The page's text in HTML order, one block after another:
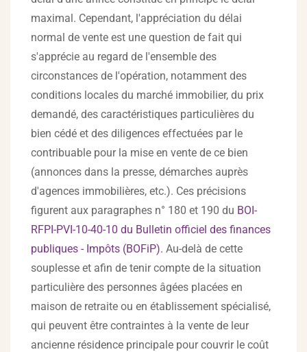
maximal. Cependant, l'appréciation du délai
normal de vente est une question de fait qui
s'apprécie au regard de l'ensemble des
circonstances de l'opération, notamment des
conditions locales du marché immobilier, du prix
demandé, des caractéristiques particulières du
bien cédé et des diligences effectuées par le
contribuable pour la mise en vente de ce bien
(annonces dans la presse, démarches auprès
d'agences immobilières, etc.). Ces précisions
figurent aux paragraphes n° 180 et 190 du BOI-
RFPI-PVI-10-40-10 du Bulletin officiel des finances
publiques - Impôts (BOFiP). Au-delà de cette
souplesse et afin de tenir compte de la situation
particulière des personnes âgées placées en
maison de retraite ou en établissement spécialisé,
qui peuvent être contraintes à la vente de leur
ancienne résidence principale pour couvrir le coût